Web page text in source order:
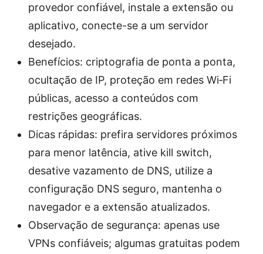
provedor confiável, instale a extensão ou
aplicativo, conecte-se a um servidor
desejado.
Benefícios: criptografia de ponta a ponta,
ocultação de IP, proteção em redes Wi‑Fi
públicas, acesso a conteúdos com
restrições geográficas.
Dicas rápidas: prefira servidores próximos
para menor latência, ative kill switch,
desative vazamento de DNS, utilize a
configuração DNS seguro, mantenha o
navegador e a extensão atualizados.
Observação de segurança: apenas use
VPNs confiáveis; algumas gratuitas podem